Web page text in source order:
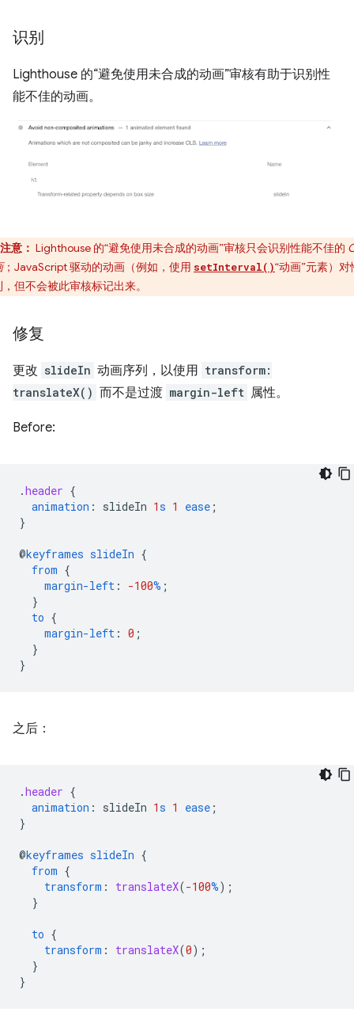
识别
Lighthouse 的“避免使用未合成的动画”审核有助于识别性
能不佳的动画。
注意： Lighthouse 的“避免使用未合成的动画”审核只会识别性能不佳的
；JavaScript 驱动的动画（例如，使用 setInterval()“动画”元素）对
但不会被此审核标记出来。
修复
更改 slideIn 动画序列，以使用 transform:
translateX() 而不是过渡 margin-left 属性。
Before:
.header {
animation : slideIn 1s 1 ease ;
}
@keyframes slideIn {
from {
margin-left : -100% ;
}
to {
margin-left : 0 ;
}
}
之后：
.header {
animation : slideIn 1s 1 ease ;
}
@keyframes slideIn {
from {
transform : translateX(-100%);
}
to {
transform : translateX(0);
}
}